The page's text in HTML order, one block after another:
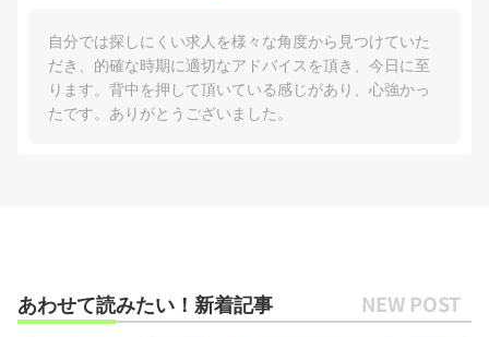
自分では探しにくい求人を様々な角度から見つけていた
だき、的確な時期に適切なアドバイスを頂き、今日に至
ります。背中を押して頂いている感じがあり、心強かっ
たです。ありがとうございました。
あわせて読みたい！新着記事